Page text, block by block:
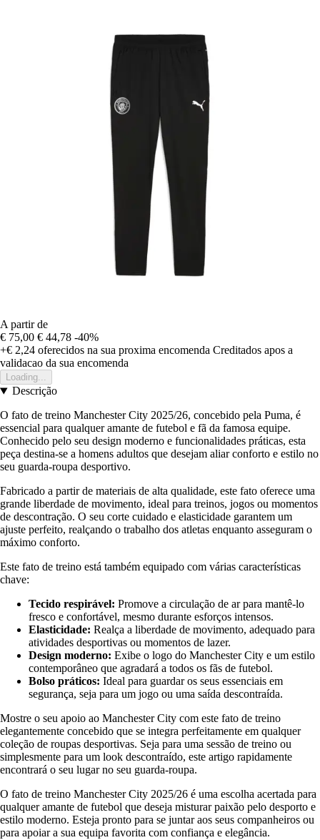
A partir de
€ 75,00 € 44,78 -40%
+€ 2,24 oferecidos na sua proxima encomenda Creditados apos a
validacao da sua encomenda
Loading...
Descrição
O fato de treino Manchester City 2025/26, concebido pela Puma, é
essencial para qualquer amante de futebol e fã da famosa equipe.
Conhecido pelo seu design moderno e funcionalidades práticas, esta
peça destina-se a homens adultos que desejam aliar conforto e estilo no
seu guarda-roupa desportivo.
Fabricado a partir de materiais de alta qualidade, este fato oferece uma
grande liberdade de movimento, ideal para treinos, jogos ou momentos
de descontração. O seu corte cuidado e elasticidade garantem um
ajuste perfeito, realçando o trabalho dos atletas enquanto asseguram o
máximo conforto.
Este fato de treino está também equipado com várias características
chave:
Tecido respirável: Promove a circulação de ar para mantê-lo
fresco e confortável, mesmo durante esforços intensos.
Elasticidade: Realça a liberdade de movimento, adequado para
atividades desportivas ou momentos de lazer.
Design moderno: Exibe o logo do Manchester City e um estilo
contemporâneo que agradará a todos os fãs de futebol.
Bolso práticos: Ideal para guardar os seus essenciais em
segurança, seja para um jogo ou uma saída descontraída.
Mostre o seu apoio ao Manchester City com este fato de treino
elegantemente concebido que se integra perfeitamente em qualquer
coleção de roupas desportivas. Seja para uma sessão de treino ou
simplesmente para um look descontraído, este artigo rapidamente
encontrará o seu lugar no seu guarda-roupa.
O fato de treino Manchester City 2025/26 é uma escolha acertada para
qualquer amante de futebol que deseja misturar paixão pelo desporto e
estilo moderno. Esteja pronto para se juntar aos seus companheiros ou
para apoiar a sua equipa favorita com confiança e elegância.